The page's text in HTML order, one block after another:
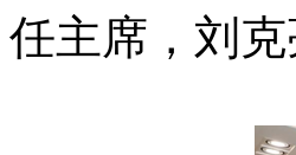
任主席，刘